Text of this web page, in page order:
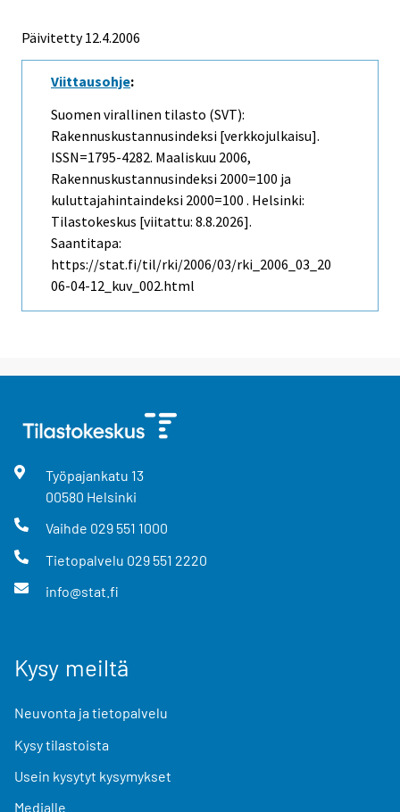
Päivitetty12.4.2006
Viittausohje:
Suomen virallinen tilasto (SVT):
Rakennuskustannusindeksi [verkkojulkaisu].
ISSN=1795-4282. Maaliskuu 2006,
Rakennuskustannusindeksi 2000=100 ja
kuluttajahintaindeksi 2000=100 . Helsinki:
Tilastokeskus [viitattu: 8.8.2026].
Saantitapa:
https://stat.fi/til/rki/2006/03/rki_2006_03_20
06-04-12_kuv_002.html
Työpajankatu 13
00580 Helsinki
Vaihde 029 551 1000
Tietopalvelu 029 551 2220
info@stat.fi
Kysy meiltä
Neuvonta ja tietopalvelu
Kysy tilastoista
Usein kysytyt kysymykset
Medialle